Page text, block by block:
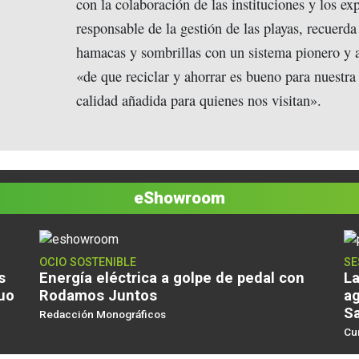
con la colaboración de las instituciones y los
responsable de la gestión de las playas,
hamacas y sombrillas con un sistema pionero y
«de que reciclar y ahorrar es bueno para
calidad añadida para quienes nos visitan».
eShowroom
OCIO SOSTENIBLE
Energía eléctrica a golpe de pedal con
Rodamos Juntos
Redacción Monográficos